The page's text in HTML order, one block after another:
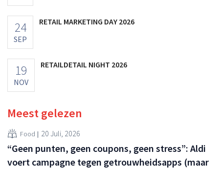
24
SEP
RETAIL MARKETING DAY 2026
19
NOV
RETAILDETAIL NIGHT 2026
Meest gelezen
Food 20 Juli, 2026
“Geen punten, geen coupons, geen stress”: Aldi
voert campagne tegen getrouwheidsapps (maar